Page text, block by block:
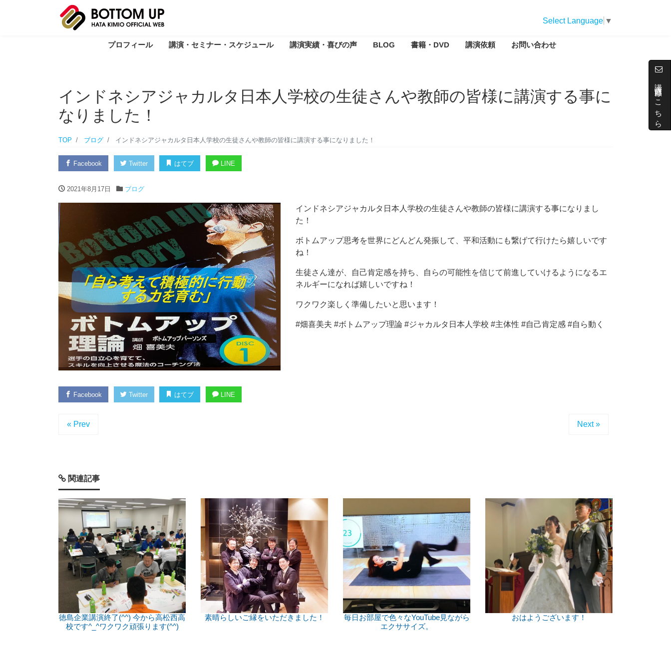
講演依頼はこちら
Select Language ▼
プロフィール 講演・セミナー・スケジュール 講演実績・喜びの声 BLOG 書籍・DVD 講演依頼 お問い合わせ
インドネシアジャカルタ日本人学校の生徒さんや教師の皆様に講演する事に
なりました！
TOP ブログ インドネシアジャカルタ日本人学校の生徒さんや教師の皆様に講演する事になりました！
Facebook Twitter はてブ LINE
2021年8月17日 ブログ
インドネシアジャカルタ日本人学校の生徒さんや教師の皆様に講演する事になりまし
た！
ボトムアップ思考を世界にどんどん発振して、平和活動にも繋げて行けたら嬉しいです
ね！
生徒さん達が、自己肯定感を持ち、自らの可能性を信じて前進していけるようになるエ
ネルギーになれば嬉しいですね！
ワクワク楽しく準備したいと思います！
#畑喜美夫 #ボトムアップ理論 #ジャカルタ日本人学校 #主体性 #自己肯定感 #自ら動く
Facebook Twitter はてブ LINE
« Prev Next »
関連記事
徳島企業講演終了(^^) 今から高松西高
校です^_^ワクワク頑張ります(^^)
素晴らしいご縁をいただきました！
毎日お部屋で色々なYouTube見ながら
エクササイズ。
おはようございます！